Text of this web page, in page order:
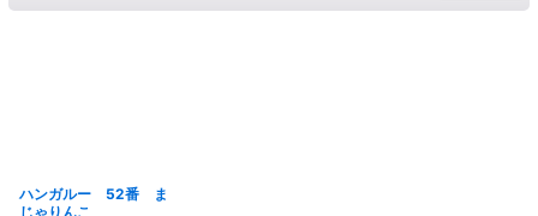
ハンガルー 52番 ま
じゃりんこ